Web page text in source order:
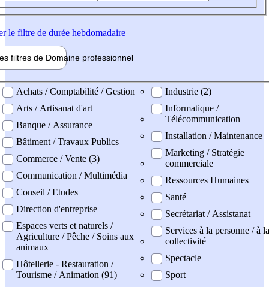
le filtre de durée hebdomadaire
filtres de Domaine professionnel
professionel
Achats / Comptabilité / Gestion
Arts / Artisanat d'art
Banque / Assurance
Bâtiment / Travaux Publics
Commerce / Vente (3)
Communication / Multimédia
Conseil / Etudes
Direction d'entreprise
Espaces verts et naturels /
Agriculture / Pêche / Soins aux
animaux
Hôtellerie - Restauration /
Tourisme / Animation (91)
Industrie (2)
Informatique /
Télécommunication
Installation / Maintenance
Marketing / Stratégie
commerciale
Ressources Humaines
Santé
Secrétariat / Assistanat
Services à la personne / à la
collectivité
Spectacle
Sport